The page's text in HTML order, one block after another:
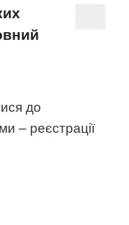
до
– реєстрації